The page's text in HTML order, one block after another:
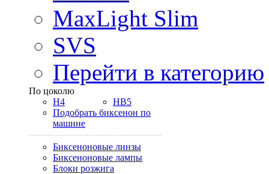
MaxLight Slim
SVS
Перейти в категорию
По цоколю
H4
HB5
Подобрать биксенон по
машине
Биксеноновые линзы
Биксеноновые лампы
Блоки розжига